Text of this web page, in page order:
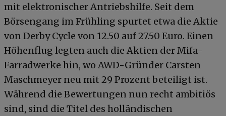
mit elektronischer Antriebshilfe. Seit dem
Börsengang im Frühling spurtet etwa die Aktie
von Derby Cycle von 12.50 auf 27.50 Euro. Einen
Höhenflug legten auch die Aktien der Mifa-
Farradwerke hin, wo AWD-Gründer Carsten
Maschmeyer neu mit 29 Prozent beteiligt ist.
Während die Bewertungen nun recht ambitiös
sind, sind die Titel des holländischen